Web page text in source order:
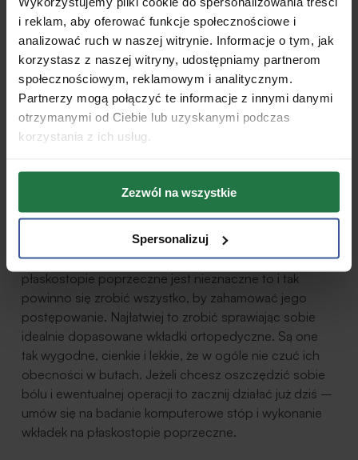
i reklam, aby oferować funkcje społecznościowe i
analizować ruch w naszej witrynie. Informacje o tym, jak
korzystasz z naszej witryny, udostępniamy partnerom
społecznościowym, reklamowym i analitycznym.
Partnerzy mogą połączyć te informacje z innymi danymi
otrzymanymi od Ciebie lub uzyskanymi podczas
korzystania z ich usług.
Zezwól na wszystkie
Spersonalizuj
Płaskostopie poprzeczne jak
zapobiegać?
Jeżeli płaskostopie poprzeczne nie jest wadą
wrodzoną to istnieją pewne nawyki, które mogą
uchronić stopy przed tą dolegliwością. Przede
wszystkim należy utrzymywać prawidłową wagę ciała,
obuwia. Powinno być ono płaskie lub na obcasie nie
przekraczającym 3-4 cm. Częste chodzenie w
wysokich obcasach już z automatu desygnuje do
problemów z płaskostopiem poprzecznym. Jeżeli
płaskostopie poprzeczne jest nieznaczne to i tak
powinno się zrobić wszystko, by zahamować jego
postępowanie. Najłatwiej to zrobić sprawiając sobie
idealnie dopasowane wkładki ortopedyczne. Są one
tak wygodne, cienkie i lekkie, że w ogóle nie czuć ich
obecności w butach. Jeżeli chcesz oszczędzić sobie
bólu i ewentualnej operacji to zacznij działać już dziś –
umów się na badanie komputerowe stóp i wykonanie
wkładek na płaskostopie poprzeczne.